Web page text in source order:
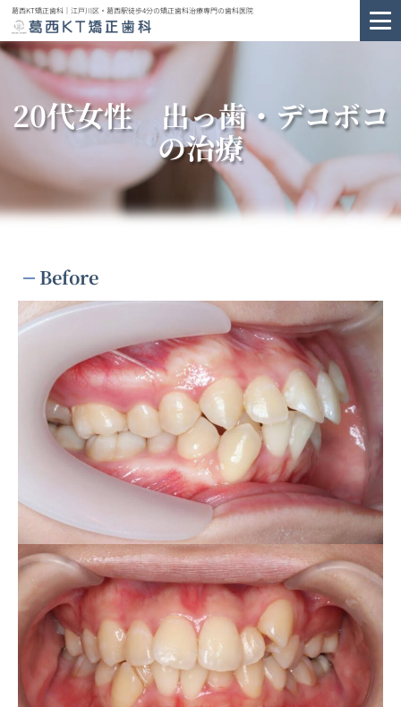
葛西KT矯正歯科｜江戸川区・葛西駅徒歩4分の矯正歯科治療専門の歯科医院
20代女性 出っ歯・デコボコ
の治療
Before